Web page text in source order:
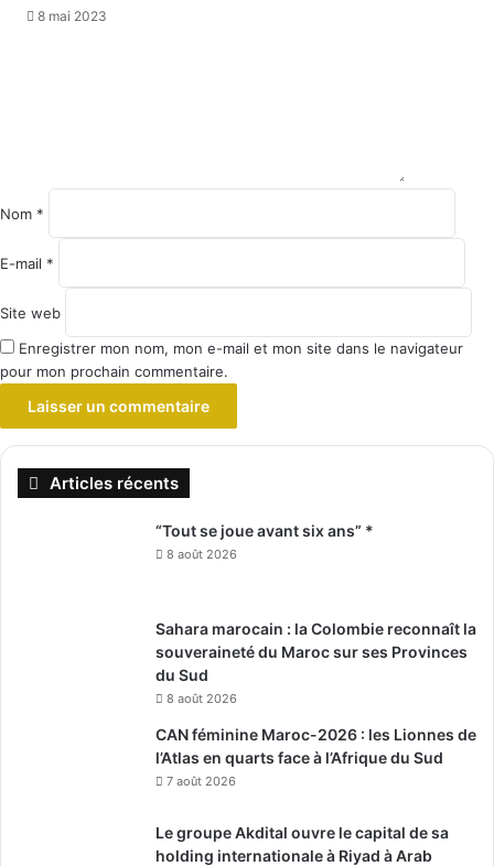
8 mai 2023
Nom *
E-mail *
Site web
Enregistrer mon nom, mon e-mail et mon site dans le navigateur
pour mon prochain commentaire.
Articles récents
“Tout se joue avant six ans” *
8 août 2026
Sahara marocain : la Colombie reconnaît la
souveraineté du Maroc sur ses Provinces
du Sud
8 août 2026
CAN féminine Maroc-2026 : les Lionnes de
l’Atlas en quarts face à l’Afrique du Sud
7 août 2026
Le groupe Akdital ouvre le capital de sa
holding internationale à Riyad à Arab